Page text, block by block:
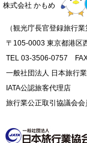
株式会社 かもめ
（観光庁長官登録旅行業
〒105-0003 東京都港区
TEL 03-3506-0757
一般社団法人 日本旅行
IATA公認旅客代理店
旅行業公正取引協議会会